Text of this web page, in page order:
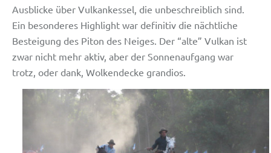
Ausblicke über Vulkankessel, die unbeschreiblich sind.
Ein besonderes Highlight war definitiv die nächtliche
Besteigung des Piton des Neiges. Der “alte” Vulkan ist
zwar nicht mehr aktiv, aber der Sonnenaufgang war
trotz, oder dank, Wolkendecke grandios.